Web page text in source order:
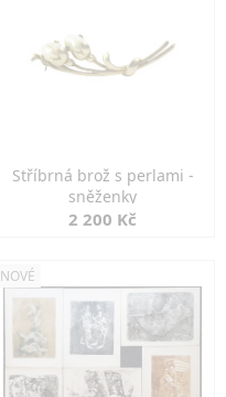
Stříbrná brož s perlami -
sněženky
2 200 Kč
NOVÉ